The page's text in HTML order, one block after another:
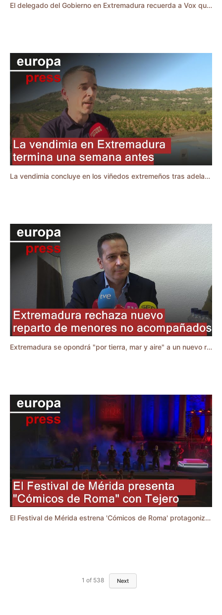
El delegado del Gobierno en Extremadura recuerda a Vox que la devolución de menores es estatal
La vendimia concluye en los viñedos extremeños tras adelantar una semana la recolección
Extremadura se opondrá "por tierra, mar y aire" a un nuevo reparto de menores no acompañados
El Festival de Mérida estrena 'Cómicos de Roma' protagonizada por Fernando Tejero
1 of 538 Next